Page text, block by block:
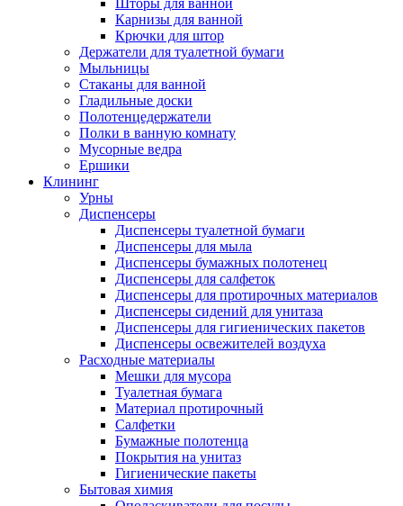
Шторы для ванной
Карнизы для ванной
Крючки для штор
Держатели для туалетной бумаги
Мыльницы
Стаканы для ванной
Гладильные доски
Полотенцедержатели
Полки в ванную комнату
Мусорные ведра
Ершики
Клининг
Урны
Диспенсеры
Диспенсеры туалетной бумаги
Диспенсеры для мыла
Диспенсеры бумажных полотенец
Диспенсеры для салфеток
Диспенсеры для протирочных материалов
Диспенсеры сидений для унитаза
Диспенсеры для гигиенических пакетов
Диспенсеры освежителей воздуха
Расходные материалы
Мешки для мусора
Туалетная бумага
Материал протирочный
Салфетки
Бумажные полотенца
Покрытия на унитаз
Гигиенические пакеты
Бытовая химия